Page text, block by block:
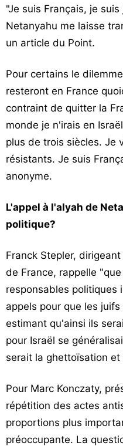
"Je suis Français, je
Netanyahu me laisse
un article du Point.
Pour certains le
resteront en France
contraint de quitter la
monde je n'irais en
plus de trois siècles. Je
résistants. Je suis
anonyme.
L'appel à l'alyah de
politique?
Franck Stepler,
de France, rappelle
responsables politiques
appels pour que les
estimant qu'ainsi ils
pour Israël se
serait la ghettoïsation et
Pour Marc Konczaty,
répétition des actes
proportions plus
préoccupante. La